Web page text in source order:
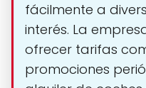
fácilmente a
interés. La
ofrecer tarifas
promociones